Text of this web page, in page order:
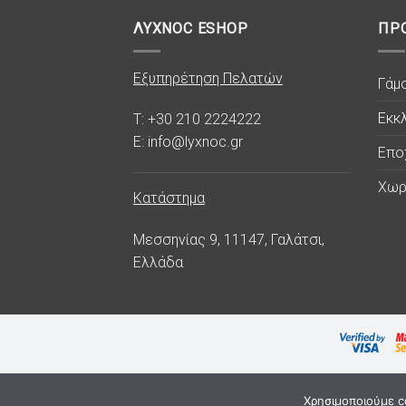
ΛΥΧΝΟC ESHOP
Εξυπηρέτηση Πελατών
T: +30 210 2224222
E: info@lyxnoc.gr
Κατάστημα
Μεσσηνίας 9, 11147, Γαλάτσι,
Ελλάδα
Χρησιμοποιούμε